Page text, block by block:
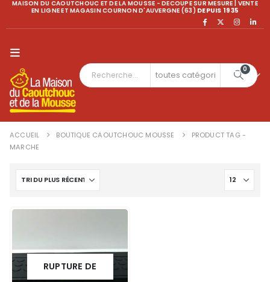
MAISON DU CAOUTCHOUC ET DE LA MOUSSE - DECOUPE SUR MESURE | VENTE
EN LIGNE ET MAGASIN COURNON D'AUVERGNE (63) DEPUIS 1935
0
ACCUEIL BOUTIQUE CAOUTCHOUC MOUSSE
PRODUCT TAG -
MARCHE
RUPTURE DE